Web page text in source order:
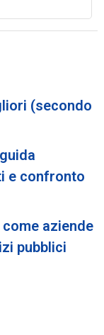
(secondo
e confronto
come aziende
pubblici